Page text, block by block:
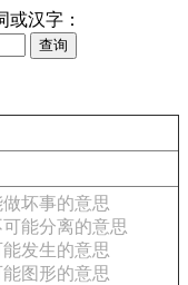
汉字：
坏事的意思
能分离的意思
发生的意思
图形的意思